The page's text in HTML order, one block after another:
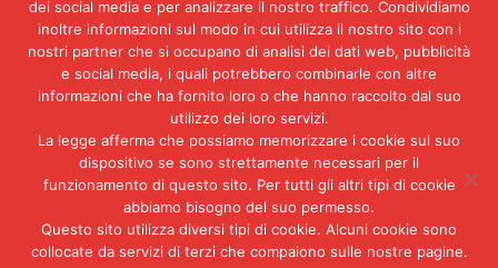
Brigate RosseeAldo Moro
intratterranno i loro rapporti
durante i 55 giorni del
sequestro . Un modo che, seppure
all’interno di una condizione
estrema come quella, si
rifletterà negli interrogatori (o
sarebbe meglio dire nelle
discussioni cheMario instaurerà
con lui), negli scritti che lo
stesso sequestrato redigerà,
dei social media e per analizzare il nostro traffico. Condividiamo
inoltre informazioni sul modo in cui utilizza il nostro sito con i
nostri partner che si occupano di analisi dei dati web, pubblicità
e social media, i quali potrebbero combinarle con altre
informazioni che ha fornito loro o che hanno raccolto dal suo
utilizzo dei loro servizi.
La legge afferma che possiamo memorizzare i cookie sul suo
dispositivo se sono strettamente necessari per il
funzionamento di questo sito. Per tutti gli altri tipi di cookie
abbiamo bisogno del suo permesso.
Questo sito utilizza diversi tipi di cookie. Alcuni cookie sono
collocate da servizi di terzi che compaiono sulle nostre pagine.